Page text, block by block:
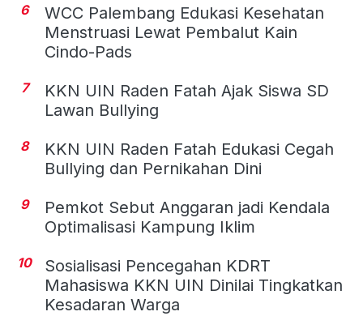
6
WCC Palembang Edukasi Kesehatan
Menstruasi Lewat Pembalut Kain
Cindo-Pads
7
KKN UIN Raden Fatah Ajak Siswa SD
Lawan Bullying
8
KKN UIN Raden Fatah Edukasi Cegah
Bullying dan Pernikahan Dini
9
Pemkot Sebut Anggaran jadi Kendala
Optimalisasi Kampung Iklim
10
Sosialisasi Pencegahan KDRT
Mahasiswa KKN UIN Dinilai Tingkatkan
Kesadaran Warga